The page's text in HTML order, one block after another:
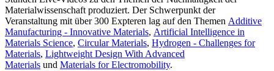
Materialwissenschaft produziert. Der Schwerpunkt der
Veranstaltung mit über 300 Expteren lag auf den Themen Additive
Manufacturing - Innovative Materials, Artificial Intelligence in
Materials Science, Circular Materials, Hydrogen - Challenges for
Materials, Lightweight Design With Advanced
Materials und Materials for Electromobility.